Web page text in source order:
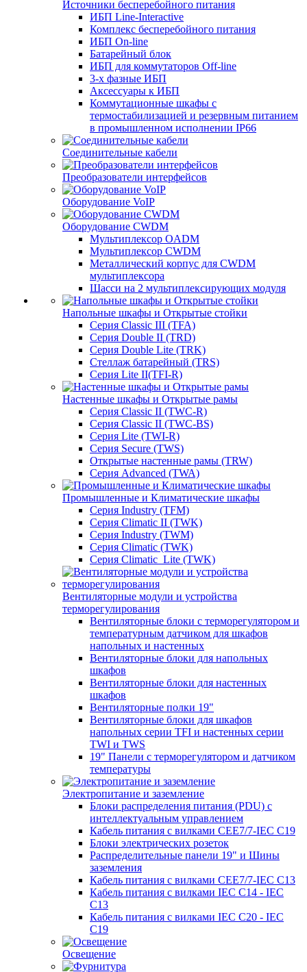
Источники бесперебойного питания
ИБП Line-Interactive
Комплекс бесперебойного питания
ИБП On-line
Батарейный блок
ИБП для коммутаторов Off-line
3-х фазные ИБП
Аксессуары к ИБП
Коммутационные шкафы с
термостабилизацией и резервным питанием
в промышленном исполнении IP66
Соединительные кабели
Преобразователи интерфейсов
Оборудование VoIP
Оборудование CWDM
Мультиплекcор OADM
Мультиплексор CWDM
Металлический корпус для CWDM
мультиплексора
Шасси на 2 мультиплексирующих модуля
Напольные шкафы и Открытые стойки
Серия Classic III (TFA)
Серия Double II (TRD)
Серия Double Lite (TRK)
Стеллаж батарейный (TRS)
Серия Lite II(TFI-R)
Настенные шкафы и Открытые рамы
Серия Classic II (TWC-R)
Серия Classic II (TWC-BS)
Серия Lite (TWI-R)
Серия Secure (TWS)
Открытые настенные рамы (TRW)
Серия Advanced (TWA)
Промышленные и Климатические шкафы
Серия Industry (TFM)
Серия Climatic II (TWK)
Серия Industry (TWM)
Серия Climatic (TWK)
Серия Climatic_Lite (TWK)
Вентиляторные модули и устройства
терморегулирования
Вентиляторные блоки с терморегулятором и
температурным датчиком для шкафов
напольных и настенных
Вентиляторные блоки для напольных
шкафов
Вентиляторные блоки для настенных
шкафов
Вентиляторные полки 19"
Вентиляторные блоки для шкафов
напольных серии TFI и настенных серии
TWI и TWS
19" Панели с терморегулятором и датчиком
температуры
Электропитание и заземление
Блоки распределения питания (PDU) с
интеллектуальным управлением
Кабель питания с вилками CEE7/7-IEC C19
Блоки электрических розеток
Распределительные панели 19" и Шины
заземления
Кабель питания с вилками CEE7/7-IEC C13
Кабель питания с вилками IEC C14 - IEC
C13
Кабель питания с вилками IEC C20 - IEC
C19
Освещение